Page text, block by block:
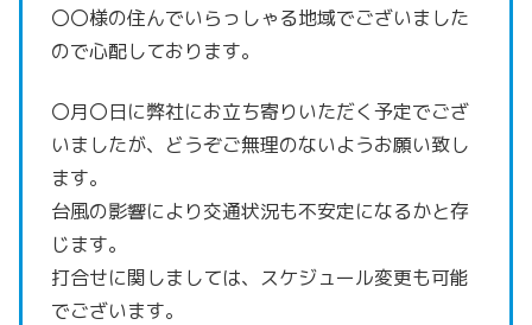
〇〇様の住んでいらっしゃる地域でございました
ので心配しております。
〇月〇日に弊社にお立ち寄りいただく予定でござ
いましたが、 どうぞご無理のないようお願い致し
ます。
台風の影響により交通状況も不安定になるかと存
じます。
打合せに関しましては、スケジュール変更も可能
でございます。